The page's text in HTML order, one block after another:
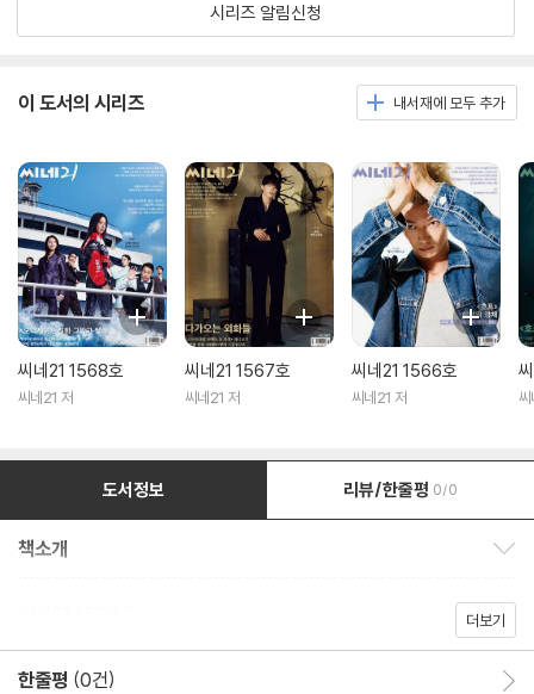
시리즈 알림신청
이 도서의 시리즈 내서재에 모두 추가
씨네21 1568호
씨네21 저
씨네21 1567호
씨네21 저
씨네21 1566호
씨네21 저
도서정보 리뷰/한줄평 0/0
책소개
더보기
한줄평 (0건)